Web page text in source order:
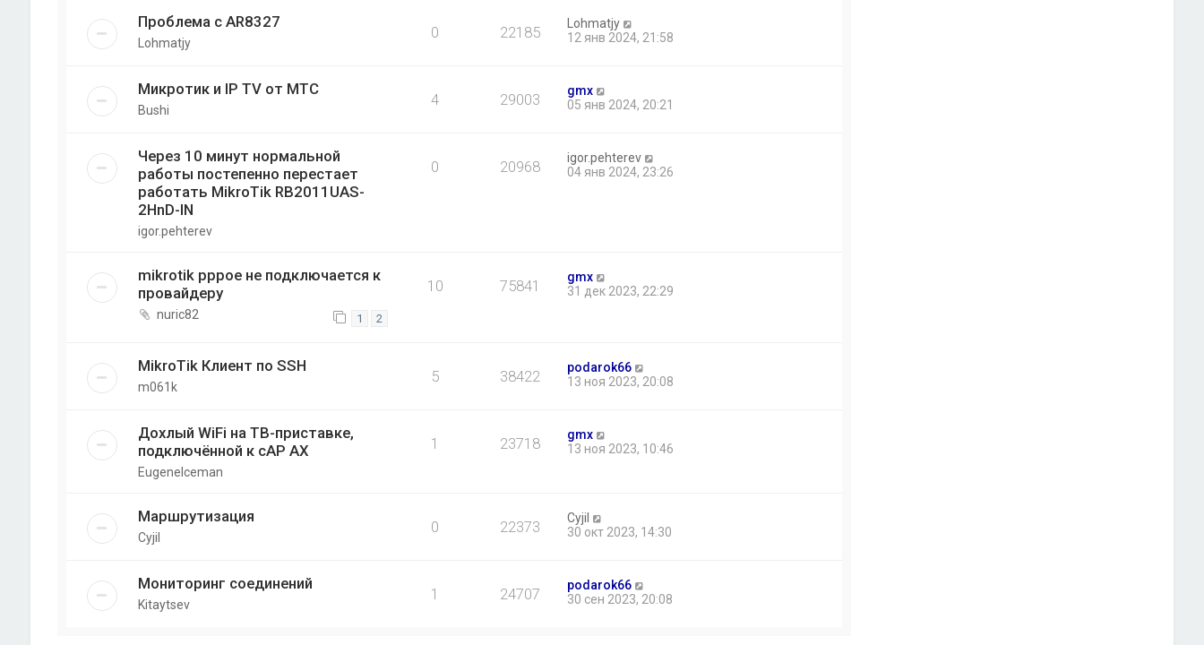
Проблема с AR8327
Lohmatjy
0 22185
Lohmatjy
12 янв 2024, 21:58
Микротик и IP TV от МТС
Bushi
4 29003
gmx
05 янв 2024, 20:21
Через 10 минут нормальной
работы постепенно перестает
работать MikroTik RB2011UAS-
2HnD-IN
igor.pehterev
0 20968
igor.pehterev
04 янв 2024, 23:26
mikrotik pppoe не подключается к
провайдеру
nuric82 1 2
10 75841
gmx
31 дек 2023, 22:29
MikroTik Клиент по SSH
m061k
5 38422
podarok66
13 ноя 2023, 20:08
Дохлый WiFi на ТВ-приставке,
подключённой к cAP AX
EugeneIceman
1 23718
gmx
13 ноя 2023, 10:46
Маршрутизация
Cyjil
0 22373
Cyjil
30 окт 2023, 14:30
Мониторинг соединений
Kitaytsev
1 24707
podarok66
30 сен 2023, 20:08